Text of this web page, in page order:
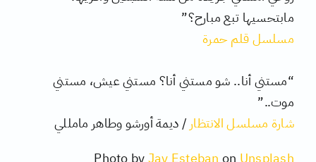
مابتحسيها تبع مبارح؟”
مسلسل قلم حمرة
“مستني أنا.. شو مستني أنا؟ مستني عيش، مستني
موت..”
شارة مسلسل الانتظار / ديمة أورشو وطاهر مامللي
Photo byJay Esteban on Unsplash